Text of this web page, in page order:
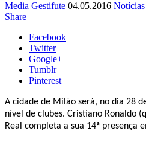
Media Gestifute 04.05.2016 Notícias
Share
Facebook
Twitter
Google+
Tumblr
Pinterest
A cidade de Milão será, no dia 28
nível de clubes. Cristiano Ronaldo
Real completa a sua 14ª